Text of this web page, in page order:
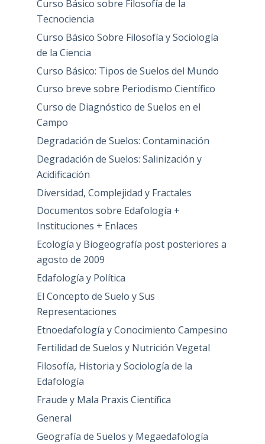
Curso Básico sobre Filosofía de la
Tecnociencia
Curso Básico Sobre Filosofía y Sociología
de la Ciencia
Curso Básico: Tipos de Suelos del Mundo
Curso breve sobre Periodismo Científico
Curso de Diagnóstico de Suelos en el
Campo
Degradación de Suelos: Contaminación
Degradación de Suelos: Salinización y
Acidificación
Diversidad, Complejidad y Fractales
Documentos sobre Edafología +
Instituciones + Enlaces
Ecología y Biogeografía post posteriores a
agosto de 2009
Edafología y Política
El Concepto de Suelo y Sus
Representaciones
Etnoedafología y Conocimiento Campesino
Fertilidad de Suelos y Nutrición Vegetal
Filosofía, Historia y Sociología de la
Edafología
Fraude y Mala Praxis Científica
General
Geografía de Suelos y Megaedafología